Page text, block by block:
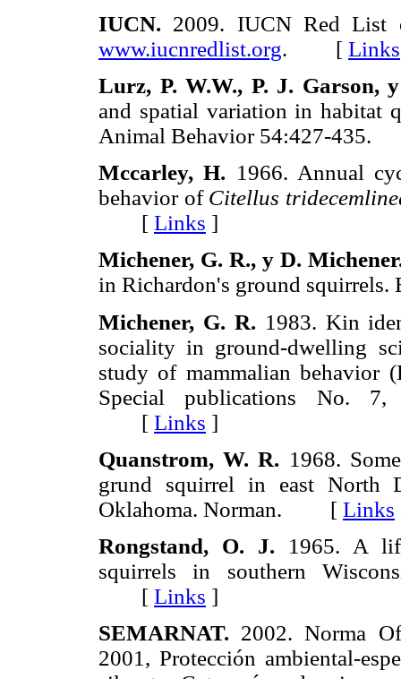
IUCN. 2009. IUCN Red List
www.iucnredlist.org. [ Links
Lurz, P. W.W., P. J. Garson,
and spatial variation in habitat
Animal Behavior 54:427-
Mccarley, H. 1966. Annual
behavior of Citellus
[ Links ]
Michener, G. R., y D.
in Richardon's ground
Michener, G. R. 1983. Kin
sociality in ground-dwelling
study of mammalian behavior
Special publications No. 7,
[ Links ]
Quanstrom, W. R. 1968.
grund squirrel in east North
Oklahoma. Norman. [ Links
Rongstand, O. J. 1965. A
squirrels in southern
[ Links ]
SEMARNAT. 2002. Norma
2001, Protección ambiental-